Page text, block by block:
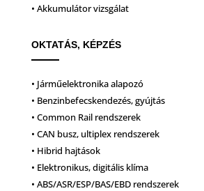
• Akkumulátor vizsgálat
OKTATÁS, KÉPZÉS
• Járműelektronika alapozó
• Benzinbefecskendezés, gyújtás
• Common Rail rendszerek
• CAN busz, ultiplex rendszerek
• Hibrid hajtások
• Elektronikus, digitális klíma
• ABS/ASR/ESP/BAS/EBD rendszerek